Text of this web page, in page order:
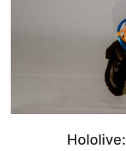
Hololive: